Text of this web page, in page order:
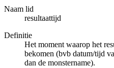
Naam lid
resultaattijd
Definitie
Het moment waarop het
bekomen (bvb datum/tijd
dan de monstername).